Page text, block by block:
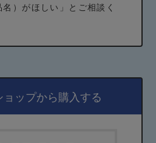
）がほしい」とご相談く
ップから購入する